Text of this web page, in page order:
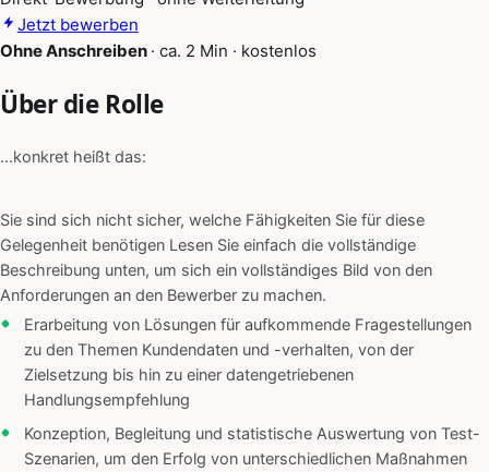
Jetzt bewerben
Ohne Anschreiben · ca. 2 Min · kostenlos
Über die Rolle
...konkret heißt das:
Sie sind sich nicht sicher, welche Fähigkeiten Sie für diese
Gelegenheit benötigen Lesen Sie einfach die vollständige
Beschreibung unten, um sich ein vollständiges Bild von den
Anforderungen an den Bewerber zu machen.
Erarbeitung von Lösungen für aufkommende Fragestellungen
zu den Themen Kundendaten und -verhalten, von der
Zielsetzung bis hin zu einer datengetriebenen
Handlungsempfehlung
Konzeption, Begleitung und statistische Auswertung von Test-
Szenarien, um den Erfolg von unterschiedlichen Maßnahmen